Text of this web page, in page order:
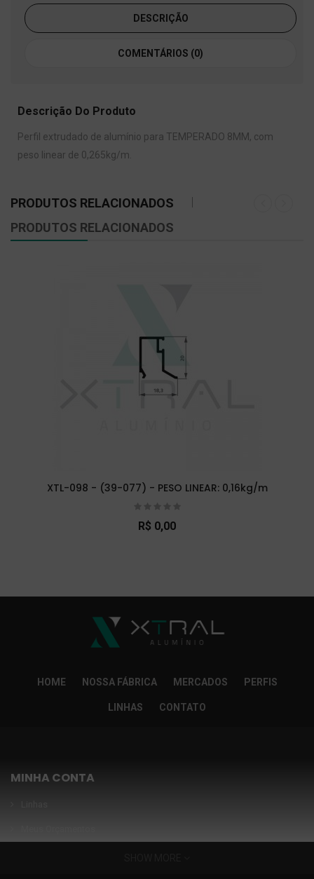
DESCRIÇÃO
COMENTÁRIOS (0)
Descrição Do Produto
Perfil extrudado de alumínio para TEMPERADO 8MM, com
peso linear de 0,265kg/m.
PRODUTOS RELACIONADOS
PRODUTOS RELACIONADOS
XTL-098 - (39-077) - PESO LINEAR: 0,16kg/m
R$ 0,00
HOME NOSSA FÁBRICA MERCADOS PERFIS
LINHAS CONTATO
MINHA CONTA